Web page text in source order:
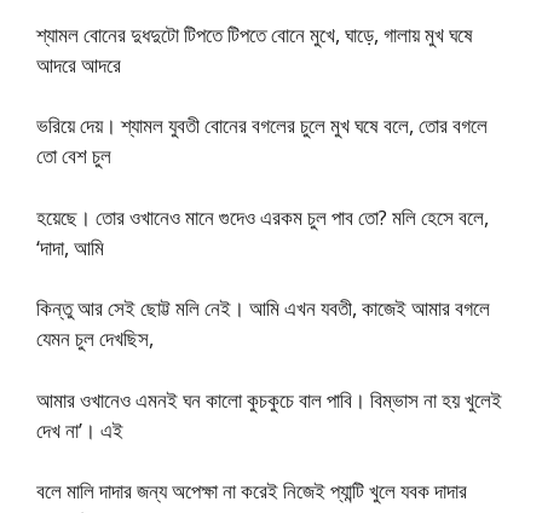
শ্যামল বোনের দুধদুটো টিপতে টিপতে বোনে মুখে, ঘাড়ে, গালায় মুখ ঘষে
আদরে আদরে
ভরিয়ে দেয়। শ্যামল যুবতী বোনের বগলের চুলে মুখ ঘষে বলে, তোর বগলে
তো বেশ চুল
হয়েছে। তোর ওখানেও মানে গুদেও এরকম চুল পাব তো? মলি হেসে বলে,
‘দাদা, আমি
কিন্তু আর সেই ছোট্ট মলি নেই। আমি এখন যবতী, কাজেই আমার বগলে
যেমন চুল দেখছিস,
আমার ওখানেও এমনই ঘন কালো কুচকুচে বাল পাবি। বিম্ভাস না হয় খুলেই
দেখ না’। এই
বলে মালি দাদার জন্য অপেক্ষা না করেই নিজেই প্যান্টি খুলে যবক দাদার